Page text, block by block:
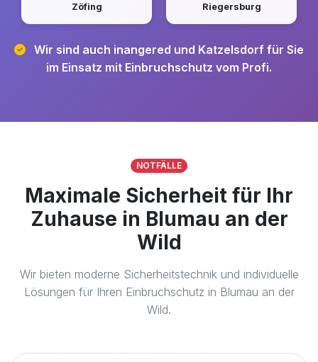
Zöfing Riegersburg
Wir sind auch inangered und Katzelsdorf für Sie
im Einsatz mit Einbruchschutz vom Profi.
NOTFÄLLE
Maximale Sicherheit für Ihr
Zuhause in Blumau an der
Wild
Wir bieten moderne Sicherheitstechnik und individuelle
Lösungen für Ihren Einbruchschutz in Blumau an der
Wild.